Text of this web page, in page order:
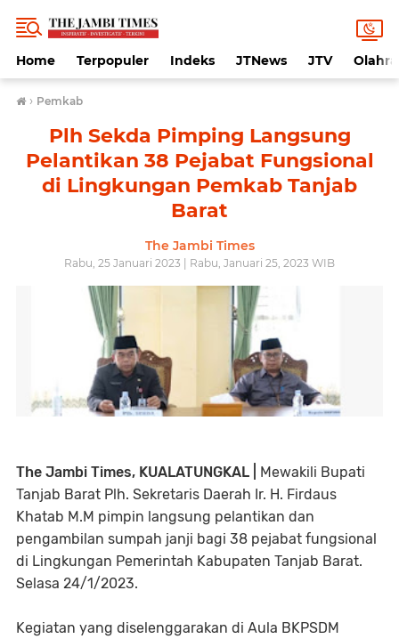
Home Terpopuler Indeks JTNews JTV
› Pemkab
Plh Sekda Pimping Langsung
Pelantikan 38 Pejabat Fungsional
di Lingkungan Pemkab Tanjab
Barat
The Jambi Times
Rabu, 25 Januari 2023 | Rabu, Januari 25, 2023 WIB
The Jambi Times, KUALATUNGKAL |
Mewakili Bupati
Tanjab Barat Plh. Sekretaris Daerah Ir. H. Firdaus
Khatab M.M pimpin langsung pelantikan dan
pengambilan sumpah janji bagi 38 pejabat fungsional
di Lingkungan Pemerintah Kabupaten Tanjab Barat.
Selasa 24/1/2023.
Kegiatan yang diselenggarakan di Aula BKPSDM